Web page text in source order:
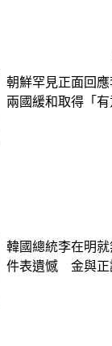
朝鮮罕見正面回
兩國緩和取得「有
韓國總統李在明
件表遺憾 金與正